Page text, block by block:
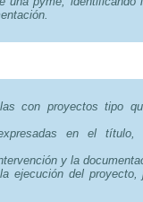
con proyectos tipo
en el título,
y la
ejecución del proyecto,